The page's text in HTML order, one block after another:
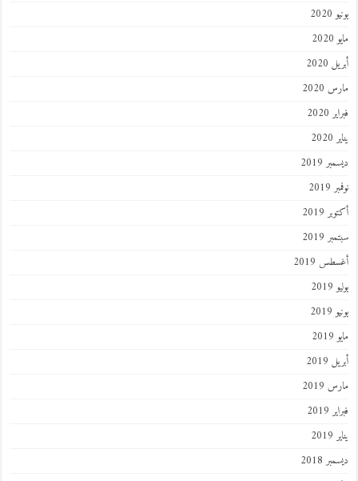
يونيو 2020
مايو 2020
أبريل 2020
مارس 2020
فبراير 2020
يناير 2020
ديسمبر 2019
نوفمبر 2019
أكتوبر 2019
سبتمبر 2019
أغسطس 2019
يوليو 2019
يونيو 2019
مايو 2019
أبريل 2019
مارس 2019
فبراير 2019
يناير 2019
ديسمبر 2018